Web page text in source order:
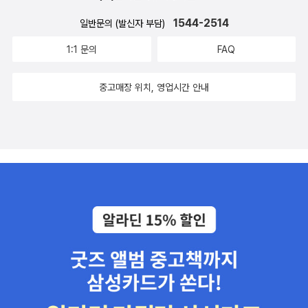
bcommittee, “The National Artificial Intelligence Research and
럴듯하게 느끼며, 사실에 더 가깝다고 판단하는 경향이 있다. 플롯 짓
연관 있다. 이 오류는 단순한 사실도 억지로 설명하려드는 인간 한계
다. 하지만 우리가 이해했다고 느끼는 순간, 잘못된 이해일 수 있다.
덜 무작위적인 것처럼 만든다. 이처럼 사실에 질서를 부여하려는 인
행동하는 이유 대부분은 주변 환경을 통제하려는 욕구 때문”이라고
설명한다. 통제하고 싶은 욕구가 생기면 통제하고 있다는 착각을 한
다. 물리학자 레너드 믈로디노프는 우리가 자신 삶을 통제하거나 적
어도 통제하고 있다는 느낌을 갖는 것은 매우 중요한 일이라고 지적
한다. “우리는 자신 상황을 통제하길 원한다. 사람들은 스카치위스키
다. 그러니 그것이 올바를 턱이 없는 것은 당연한 귀결일 것이다. 그런
결정도 사유이고, 그 결과 이를 실천하는 것도 사유의 결과다. 그리고
할 수 있다. 이것은 사유와 사유의 실천이라는 지난한 과정을 요한다.
소비를 요구한다. 한마디로 부지런해야 하고, 능동적 행위가 요구된
내는 것을 ‘지적 게으름’이라고 부르곤 한다. 또한 그것을 무지와 무관
심이라고 싸잡아 부르기도 한다. 신경과학자 ‘나타샤 모트(Natasha
Mott)’가 대뇌 반구의 활성화 연구를 통해 주장한 좌파와 우파의 뇌
가 공명하지 않는다는 증거가 제시하듯, 진보와 보수주의자 행위의
구조적 차이의 근저에 있는 신경적 과정의 결과는 습관기억, 직관에
의해 끌려다니는 불온한 세계의 이유를 보여준다. 이것을 보다 구체
일반문의 (발신자 부담) 1544-2514
1:1 문의 FAQ
중고매장 위치, 영업시간 안내